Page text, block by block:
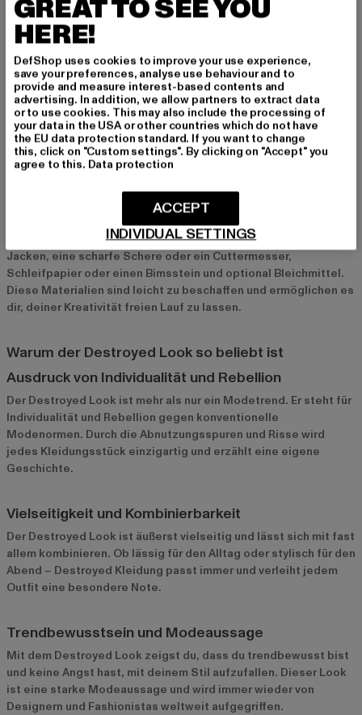
DIY: Der eigene Destroyed Look
Tipps und Tricks zum Selbermachen
Wer gerne kreativ ist, kann den Destroyed Look auch selbst
gestalten. Mit einer alten Jeans und ein paar einfachen
Werkzeugen wie einer Schere, Schleifpapier und Bleichmittel
lassen sich individuelle Designs kreieren. Wichtig ist, dass die
Risse und Abnutzungen natürlich wirken und nicht zu
gleichmäßig verteilt sind.
Materialien und Werkzeuge
Für den DIY-Destroyed Look benötigst du alte Jeans oder
Jacken, eine scharfe Schere oder ein Cuttermesser,
Schleifpapier oder einen Bimsstein und optional Bleichmittel.
Diese Materialien sind leicht zu beschaffen und ermöglichen es
dir, deiner Kreativität freien Lauf zu lassen.
Warum der Destroyed Look so beliebt ist
Ausdruck von Individualität und Rebellion
Der Destroyed Look ist mehr als nur ein Modetrend. Er steht für
Individualität und Rebellion gegen konventionelle
Modenormen. Durch die Abnutzungsspuren und Risse wird
jedes Kleidungsstück einzigartig und erzählt eine eigene
Geschichte.
Vielseitigkeit und Kombinierbarkeit
Der Destroyed Look ist äußerst vielseitig und lässt sich mit fast
allem kombinieren. Ob lässig für den Alltag oder stylisch für den
Abend – Destroyed Kleidung passt immer und verleiht jedem
Outfit eine besondere Note.
Trendbewusstsein und Modeaussage
Mit dem Destroyed Look zeigst du, dass du trendbewusst bist
und keine Angst hast, mit deinem Stil aufzufallen. Dieser Look
ist eine starke Modeaussage und wird immer wieder von
Designern und Fashionistas weltweit aufgegriffen.
GREAT TO SEE YOU
HERE!
DefShop uses cookies to improve your use experience,
save your preferences, analyse use behaviour and to
provide and measure interest-based contents and
advertising. In addition, we allow partners to extract data
or to use cookies. This may also include the processing of
your data in the USA or other countries which do not have
the EU data protection standard. If you want to change
this, click on "Custom settings". By clicking on "Accept" you
agree to this. Data protection
INDIVIDUAL SETTINGS
ACCEPT